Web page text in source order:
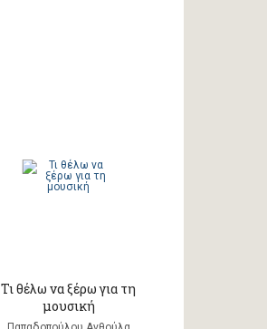
Τι θέλω να ξέρω για τη
μουσική